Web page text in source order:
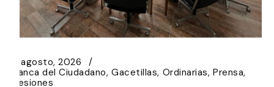
6 agosto, 2026
Banca del Ciudadano Gacetillas Ordinarias Prensa
Sesiones